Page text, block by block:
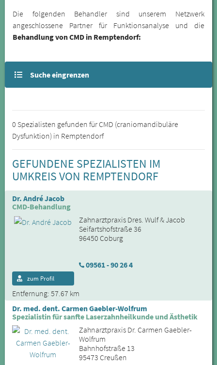
Die folgenden Behandler sind unserem Netzwerk
angeschlossene Partner für Funktionsanalyse und die
Behandlung von CMD in Remptendorf:
Suche eingrenzen
0 Spezialisten gefunden für CMD (craniomandibuläre
Dysfunktion) in Remptendorf
GEFUNDENE SPEZIALISTEN IM
UMKREIS VON REMPTENDORF
Dr. André Jacob
CMD-Behandlung
Zahnarztpraxis Dres. Wulf & Jacob
Seifartshofstraße 36
96450 Coburg
09561 - 90 26 4
Entfernung: 57.67 km
zum Profil
Dr. med. dent. Carmen Gaebler-Wolfrum
Spezialistin für sanfte Laserzahnheilkunde und Ästhetik
Zahnarztpraxis Dr. Carmen Gaebler-
Wolfrum
Bahnhofstraße 13
95473 Creußen